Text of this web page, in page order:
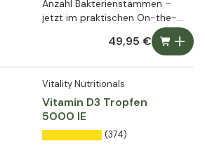
Anzahl Bakterienstämmen –
jetzt im praktischen On-the-
49,95 €
Vitality Nutritionals
Vitamin D3 Tropfen
5000 IE
(374)